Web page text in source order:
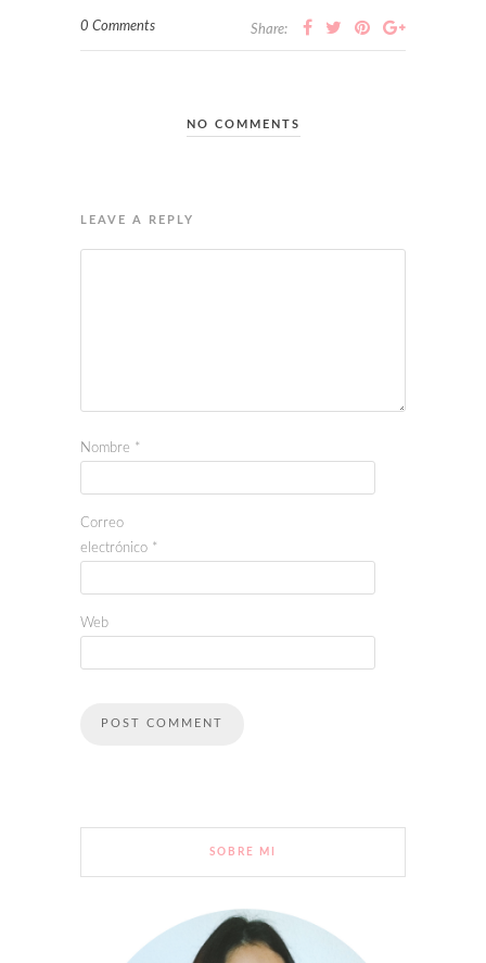
0 Comments Share:
NO COMMENTS
LEAVE A REPLY
Nombre *
Correo
electrónico *
Web
SOBRE MI